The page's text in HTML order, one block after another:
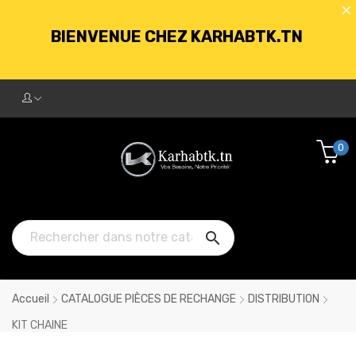
BIENVENUE CHEZ KARHABTK.TN
250DT D'ACHATS

0
Accueil CATALOGUE PIÈCES DE RECHANGE
DISTRIBUTION
KIT CHAINE